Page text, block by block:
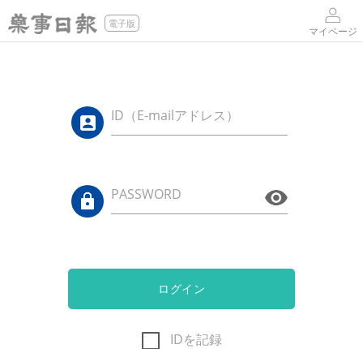
電子版
マイページ
ID（E-mailアドレス）
PASSWORD
ログイン
IDを記録